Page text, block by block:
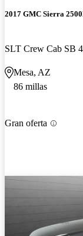
2017 GMC Sierra
SLT Crew Cab SB
Mesa, AZ
86 millas
Gran oferta